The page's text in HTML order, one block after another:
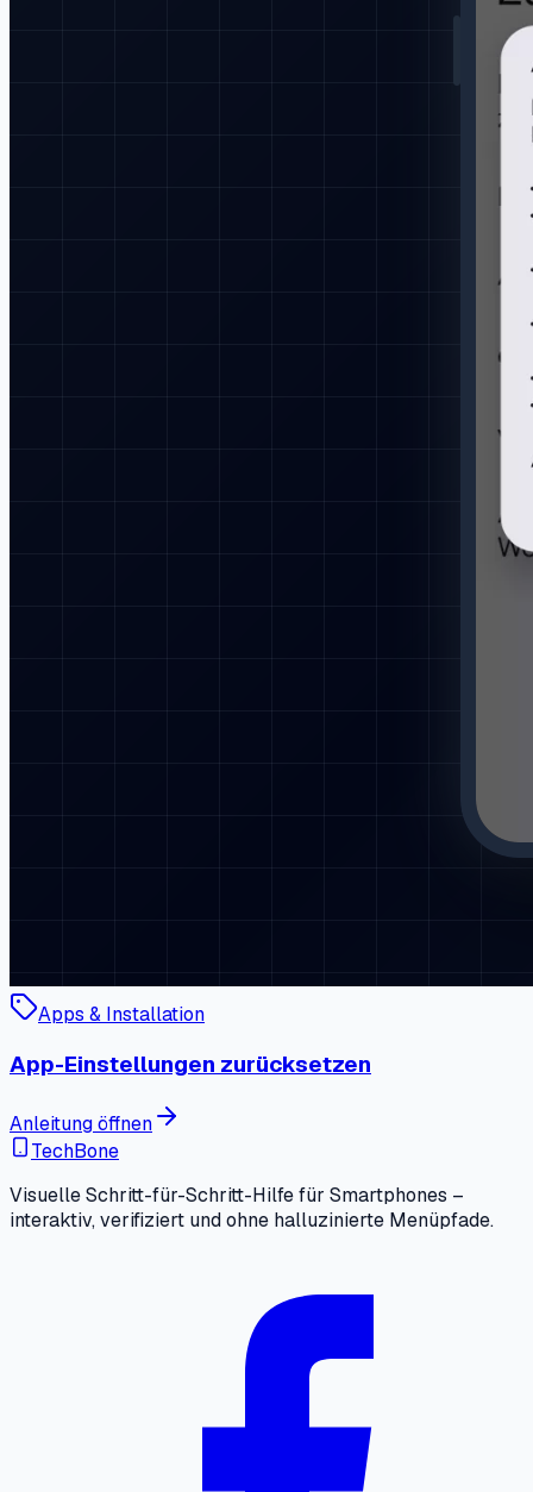
Apps & Installation
App-Einstellungen zurücksetzen
Anleitung öffnen
TechBone
Visuelle Schritt-für-Schritt-Hilfe für Smartphones –
interaktiv, verifiziert und ohne halluzinierte Menüpfade.